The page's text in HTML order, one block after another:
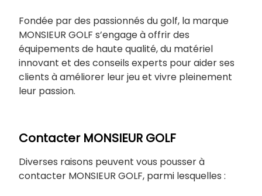
Fondée par des passionnés du golf, la marque
MONSIEUR GOLF s’engage à offrir des
équipements de haute qualité, du matériel
innovant et des conseils experts pour aider ses
clients à améliorer leur jeu et vivre pleinement
leur passion.
Contacter MONSIEUR GOLF
Diverses raisons peuvent vous pousser à
contacter MONSIEUR GOLF, parmi lesquelles :